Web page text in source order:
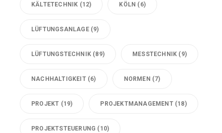
KÄLTETECHNIK (12) KÖLN (6)
LÜFTUNGSANLAGE(9)
LÜFTUNGSTECHNIK (89) MESSTECHNIK (9)
NACHHALTIGKEIT(6) NORMEN (7)
PROJEKT (19) PROJEKTMANAGEMENT(18)
PROJEKTSTEUERUNG (10)